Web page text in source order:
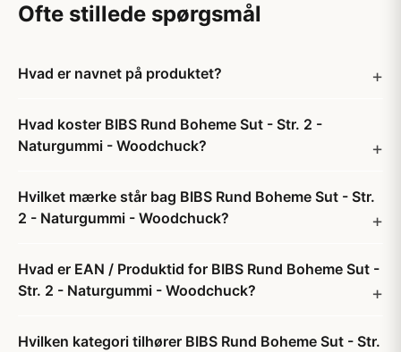
Ofte stillede spørgsmål
Hvad er navnet på produktet?
Hvad koster BIBS Rund Boheme Sut - Str. 2 -
Naturgummi - Woodchuck?
Hvilket mærke står bag BIBS Rund Boheme Sut - Str.
2 - Naturgummi - Woodchuck?
Hvad er EAN / Produktid for BIBS Rund Boheme Sut -
Str. 2 - Naturgummi - Woodchuck?
Hvilken kategori tilhører BIBS Rund Boheme Sut - Str.